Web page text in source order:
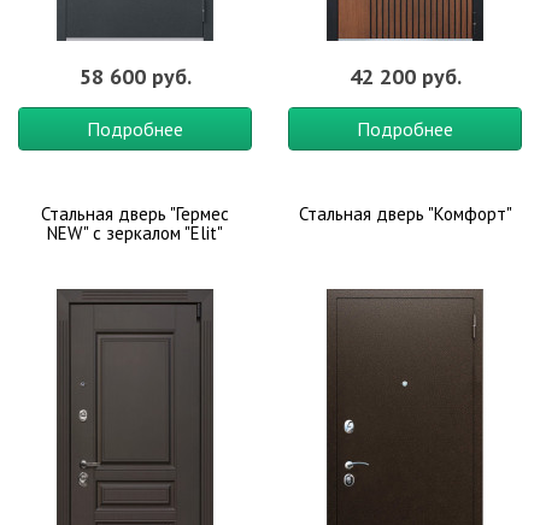
58 600 руб.
Подробнее
42 200 руб.
Подробнее
Стальная дверь "Гермес
NEW" с зеркалом "Elit"
Стальная дверь "Комфорт"